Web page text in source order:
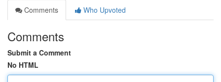
Comments
Who Upvoted
Comments
Submit a Comment
No HTML